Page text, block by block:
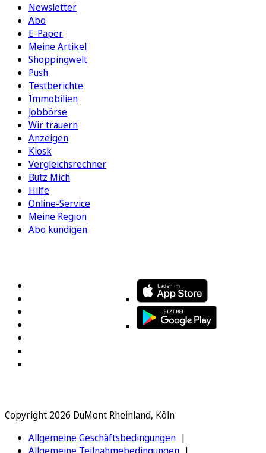
Newsletter
Abo
E-Paper
Meine Artikel
Shoppingwelt
Push
Testberichte
Immobilien
Jobbörse
Wir trauern
Anzeigen
Kiosk
Vergleichsrechner
Bütz Mich
Hilfe
Online-Service
Meine Region
Abo kündigen
Copyright 2026 DuMont Rheinland, Köln
Allgemeine Geschäftsbedingungen